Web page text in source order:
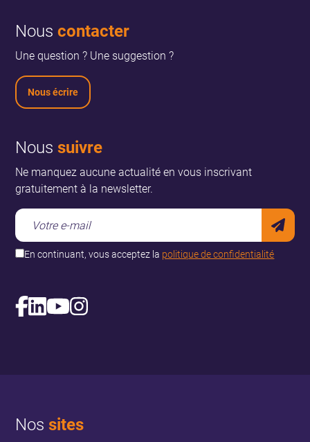
Nouscontacter
Une question ? Une suggestion ?
Nous écrire
Noussuivre
Ne manquez aucune actualité en vous inscrivant
gratuitement à la newsletter.
En continuant, vous acceptez la politique de confidentialité
Nossites